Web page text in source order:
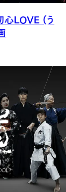
心LOVE (う